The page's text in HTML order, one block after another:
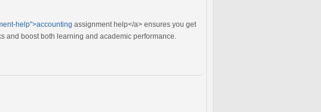
help">accounting assignment help</a> ensures you get
and boost both learning and academic performance.